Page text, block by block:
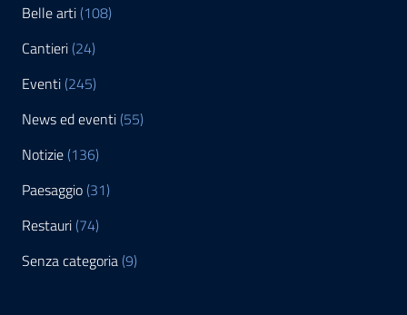
Belle arti (108)
Cantieri (24)
Eventi (245)
News ed eventi (55)
Notizie (136)
Paesaggio (31)
Restauri (74)
Senza categoria (9)